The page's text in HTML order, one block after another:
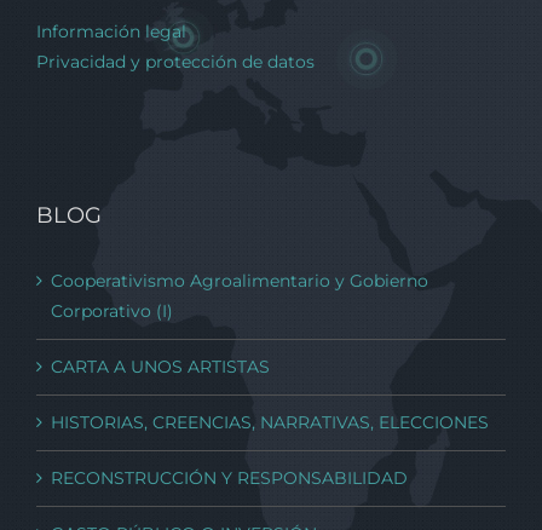
Información legal
Privacidad y protección de datos
BLOG
Cooperativismo Agroalimentario y Gobierno
Corporativo (I)
CARTA A UNOS ARTISTAS
HISTORIAS, CREENCIAS, NARRATIVAS, ELECCIONES
RECONSTRUCCIÓN Y RESPONSABILIDAD